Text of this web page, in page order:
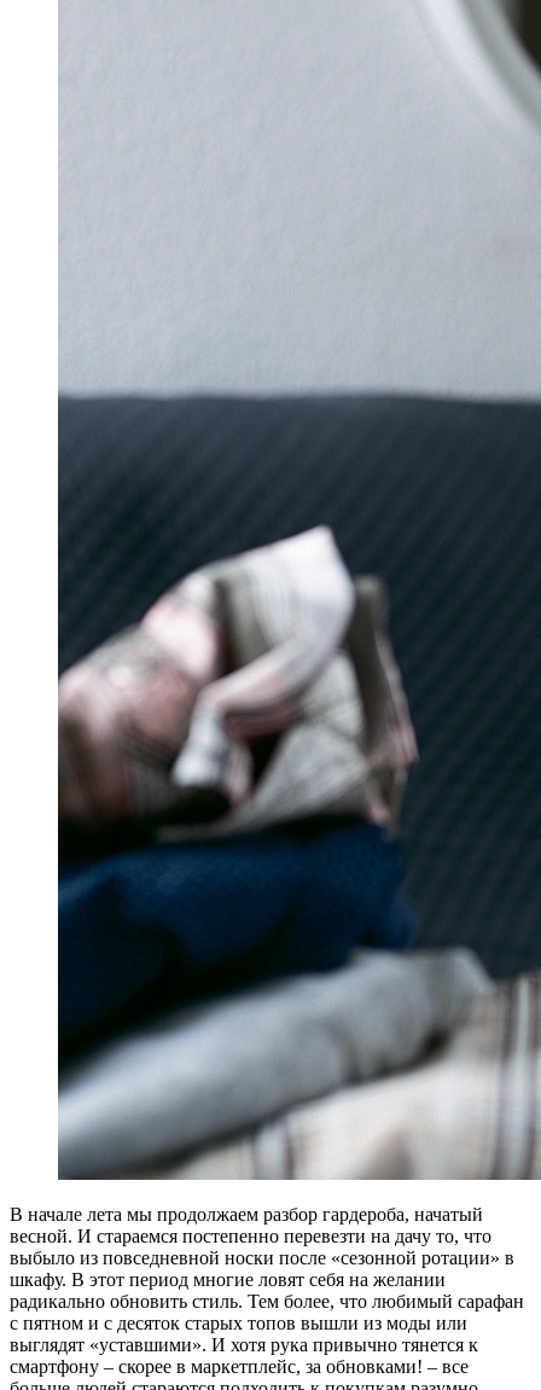
В начале лета мы продолжаем разбор гардероба, начатый
весной. И стараемся постепенно перевезти на дачу то, что
выбыло из повседневной носки после «сезонной ротации» в
шкафу. В этот период многие ловят себя на желании
радикально обновить стиль. Тем более, что любимый сарафан
с пятном и с десяток старых топов вышли из моды или
выглядят «уставшими». И хотя рука привычно тянется к
смартфону – скорее в маркетплейс, за обновками! – все